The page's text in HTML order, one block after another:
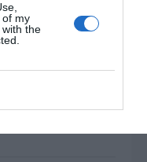
of my
the
Timeout SL Benfica
2-7 Lucas Ordoñez